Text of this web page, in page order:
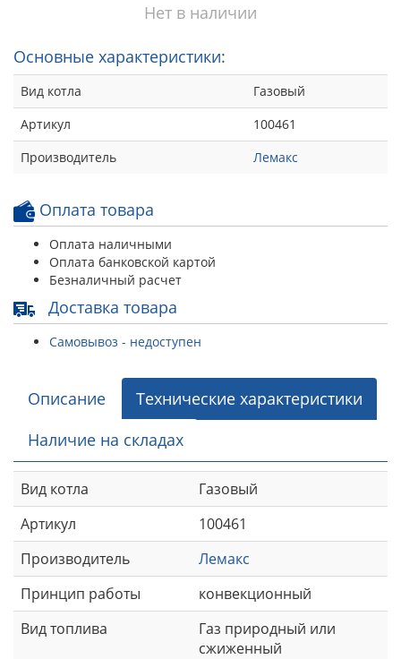
Нет в наличии
Основные характеристики:
Вид котла
Газовый
Артикул
100461
Производитель
Лемакс
Оплата товара
Оплата наличными
Оплата банковской картой
Безналичный расчет
Доставка товара
Самовывоз - недоступен
Описание
Технические характеристики
Наличие на складах
Вид котла
Газовый
Артикул
100461
Производитель
Лемакс
Принцип работы
конвекционный
Вид топлива
Газ природный или
сжиженный